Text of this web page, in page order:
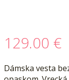
129.00 €
Dámska vesta